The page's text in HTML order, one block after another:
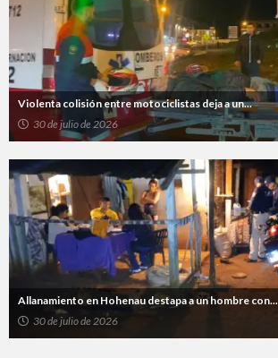
Violenta colisión entre motociclistas deja a un...
30 de julio de 2026
Allanamiento en Hohenau destapa a un hombre con...
30 de julio de 2026